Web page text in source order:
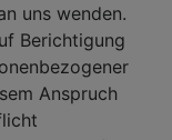
uns wenden.
Berichtigung
Anspruch